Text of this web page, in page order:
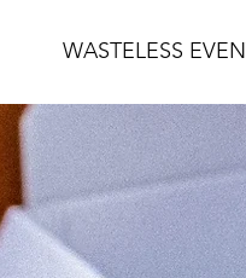
WASTELESS